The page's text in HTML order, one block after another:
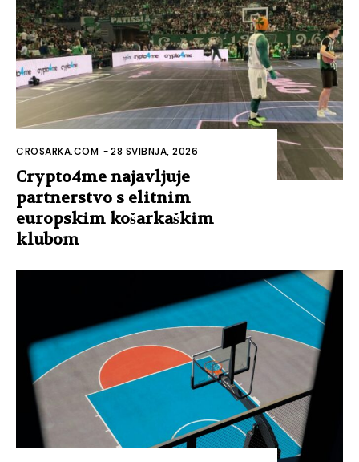
CROSARKA.COM -28 SVIBNJA, 2026
Crypto4me najavljuje
partnerstvo s elitnim
europskim košarkaškim
klubom